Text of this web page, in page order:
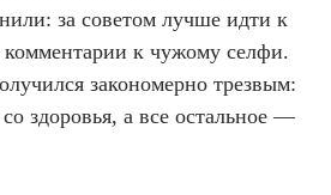
за советом лучше идти к
комментарии к чужому селфи.
закономерно трезвым:
со здоровья, а все остальное —